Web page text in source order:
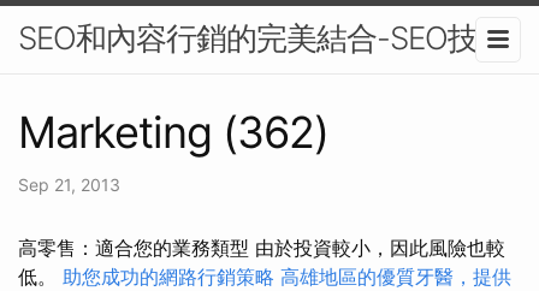
SEO和內容行銷的完美結合-SEO技術
Marketing (362)
Sep 21, 2013
高零售：適合您的業務類型 由於投資較小，因此風險也較
低。 助您成功的網路行銷策略 高雄地區的優質牙醫，提供